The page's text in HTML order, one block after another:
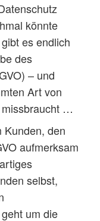
könnte
es endlich
des
– und
Art von
missbraucht …
Kunden, den
aufmerksam
selbst,
um die